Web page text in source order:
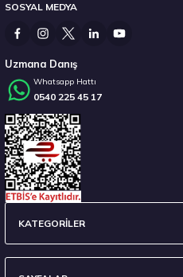
SOSYAL MEDYA
Uzmana Danış
Whatsapp Hattı
0540 225 45 17
KATEGORİLER